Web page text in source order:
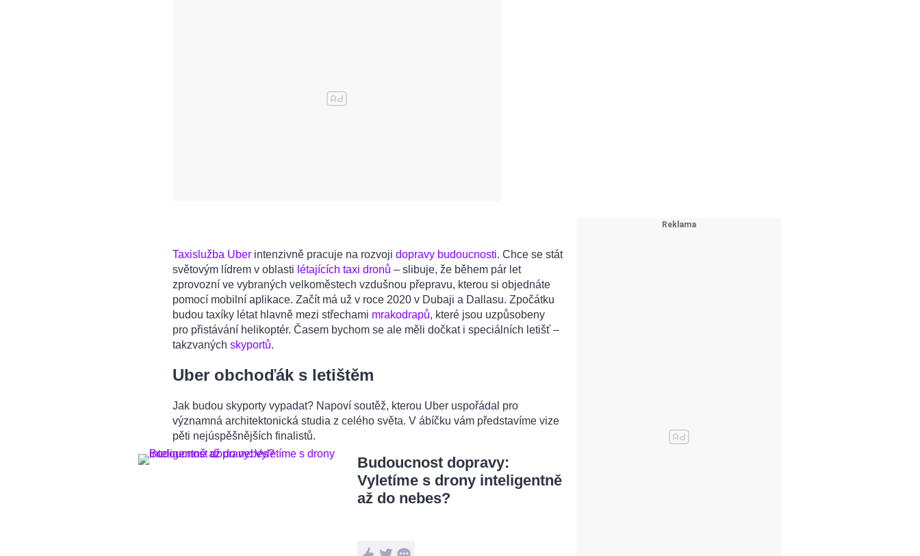
Taxislužba Uber intenzivně pracuje na rozvoji dopravy budoucnosti. Chce se stát
světovým lídrem v oblasti létajících taxi dronů – slibuje, že během pár let
zprovozní ve vybraných velkoměstech vzdušnou přepravu, kterou si objednáte
pomocí mobilní aplikace. Začít má už v roce 2020 v Dubaji a Dallasu. Zpočátku
budou taxíky létat hlavně mezi střechami mrakodrapů, které jsou uzpůsobeny
pro přistávání helikoptér. Časem bychom se ale měli dočkat i speciálních letišť –
takzvaných skyportů.
Uber obchoďák s letištěm
Jak budou skyporty vypadat? Napoví soutěž, kterou Uber uspořádal pro
významná architektonická studia z celého světa. V ábíčku vám představíme vize
pěti nejúspěšnějších finalistů.
Budoucnost dopravy:
Vyletíme s drony inteligentně
až do nebes?